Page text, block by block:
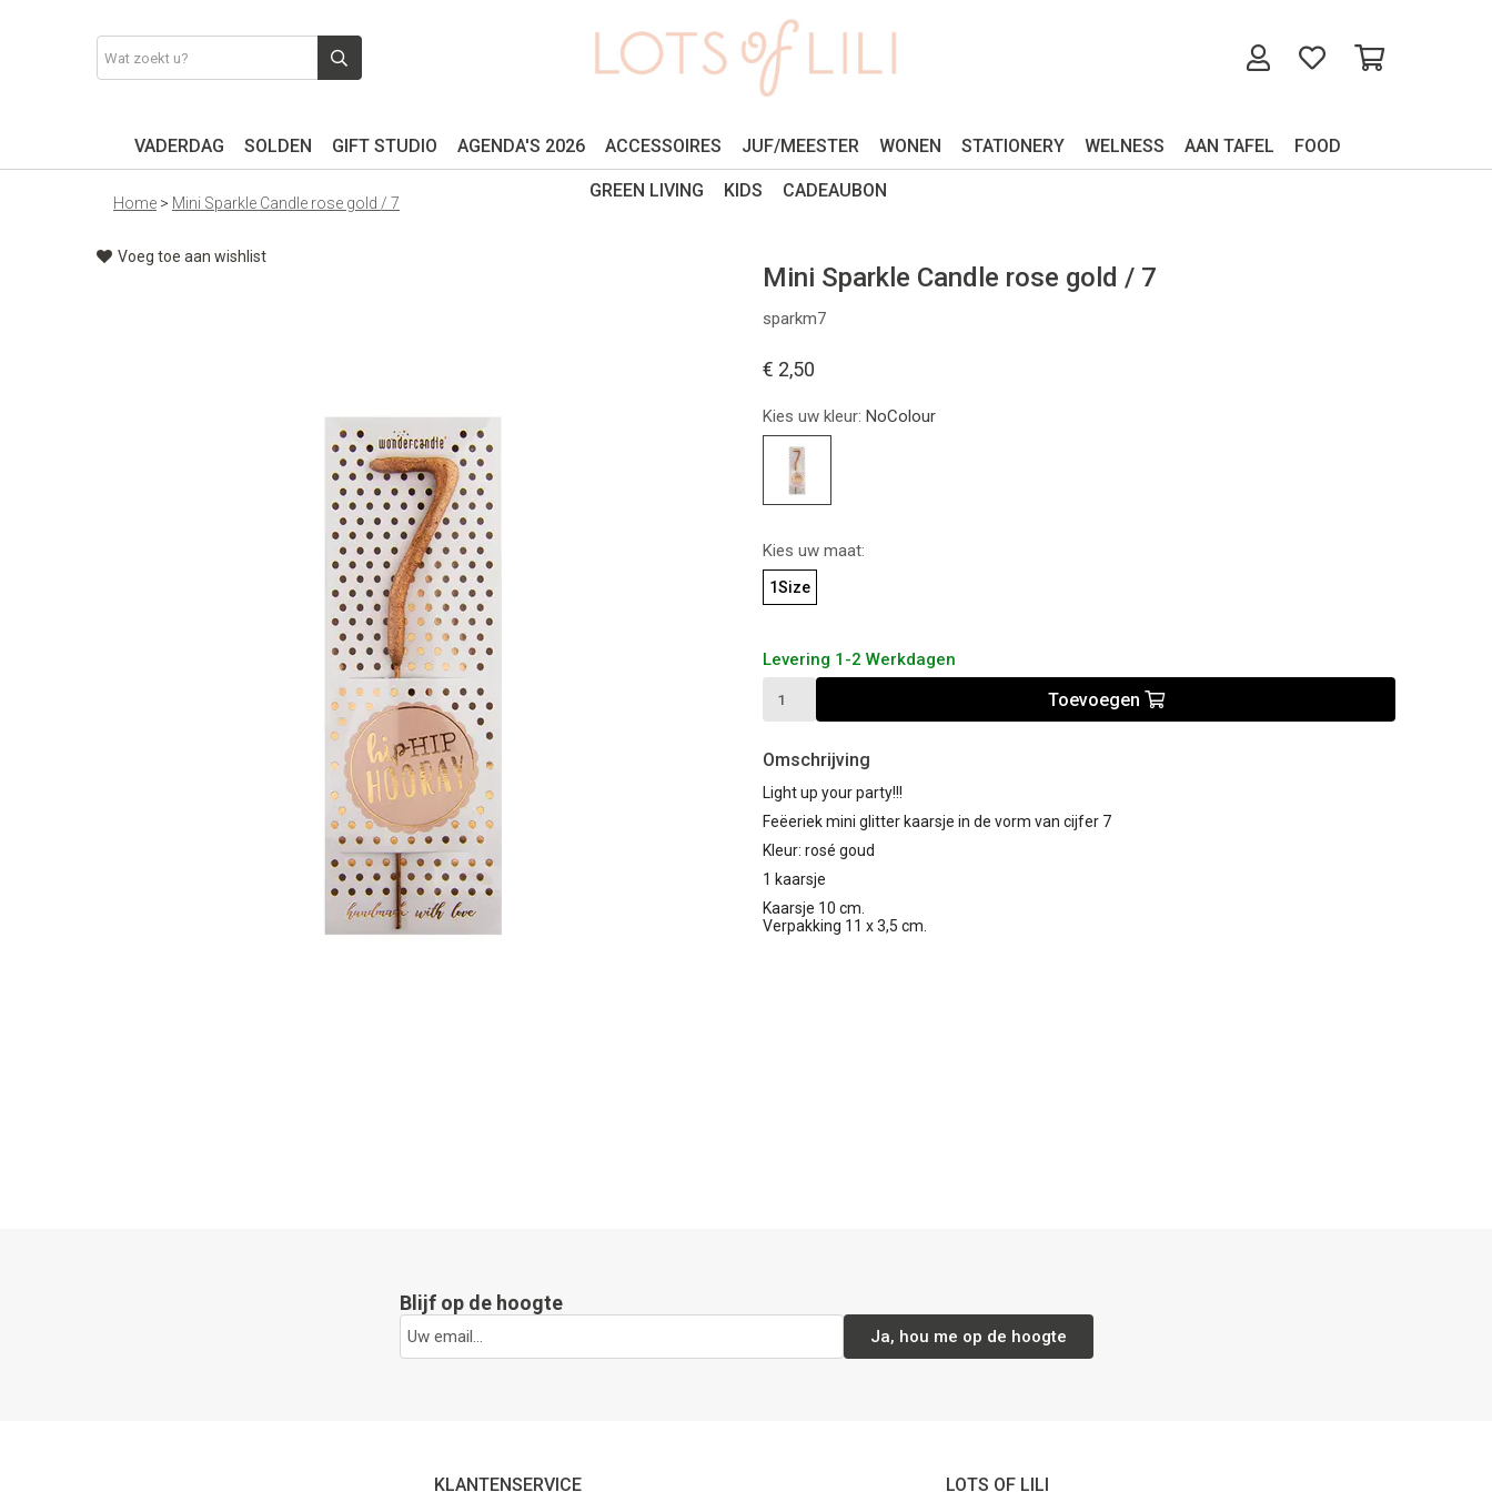
VADERDAG SOLDEN GIFT STUDIO AGENDA'S 2026 ACCESSOIRES JUF/MEESTER WONEN STATIONERY WELNESS AAN TAFEL FOOD
GREEN LIVING KIDS CADEAUBON
Home > Mini Sparkle Candle rose gold / 7
Voeg toe aan wishlist
Mini Sparkle Candle rose gold / 7
sparkm7
€ 2,50
Kies uw kleur: NoColour
Kies uw maat:
1Size
Levering 1-2 Werkdagen
Toevoegen
Omschrijving
Light up your party!!!
Feëeriek mini glitter kaarsje in de vorm van cijfer 7
Kleur: rosé goud
1 kaarsje
Kaarsje 10 cm.
Verpakking 11 x 3,5 cm.
Blijf op de hoogte
Ja, hou me op de hoogte
KLANTENSERVICE LOTS OF LILI